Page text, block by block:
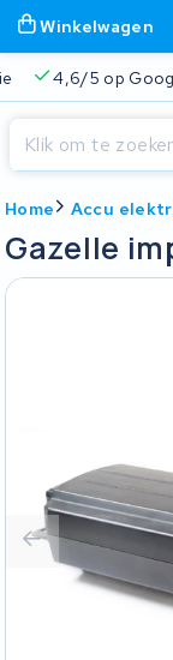
Winkelwagen
4,6/5 op
Home Accu
GazelleBegin te